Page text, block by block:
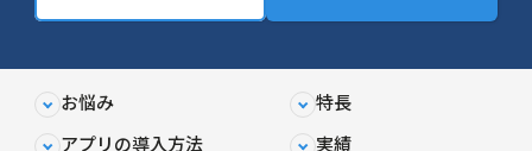
お悩み
特長
アプリの導入方法
実績